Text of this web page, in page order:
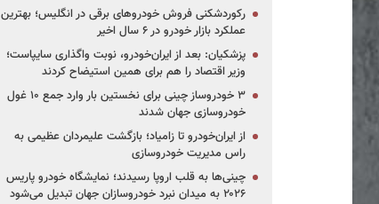
رکوردشکنی فروش خودروهای برقی در انگلیس؛ بهترین
عملکرد بازار خودرو در ۶ سال اخیر
پزشکیان: بعد از ایران‌خودرو، نوبت واگذاری سایپاست؛
وزیر اقتصاد را هم برای همین استیضاح کردند
۳ خودروساز چینی برای نخستین بار وارد جمع ۱۰ غول
خودروسازی جهان شدند
از ایران‌خودرو تا زامیاد؛ بازگشت علیمردان عظیمی به
راس مدیریت خودروسازی
چینی‌ها به قلب اروپا رسیدند؛ نمایشگاه خودرو پاریس
۲۰۲۶ به میدان نبرد خودروسازان جهان تبدیل می‌شود